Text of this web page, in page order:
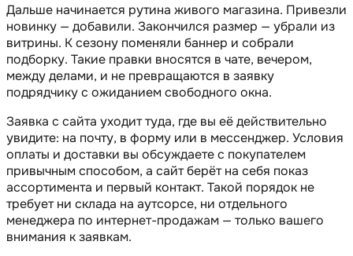
Дальше начинается рутина живого магазина. Привезли
новинку — добавили. Закончился размер — убрали из
витрины. К сезону поменяли баннер и собрали
подборку. Такие правки вносятся в чате, вечером,
между делами, и не превращаются в заявку
подрядчику с ожиданием свободного окна.
Заявка с сайта уходит туда, где вы её действительно
увидите: на почту, в форму или в мессенджер. Условия
оплаты и доставки вы обсуждаете с покупателем
привычным способом, а сайт берёт на себя показ
ассортимента и первый контакт. Такой порядок не
требует ни склада на аутсорсе, ни отдельного
менеджера по интернет-продажам — только вашего
внимания к заявкам.